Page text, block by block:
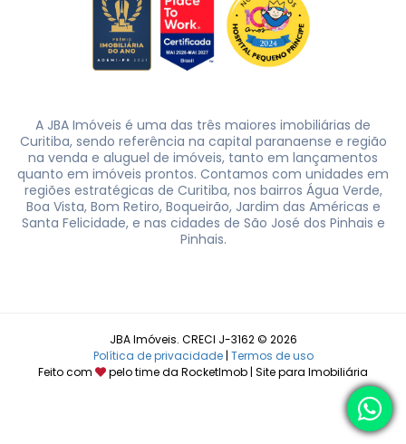
A JBA Imóveis é uma das três maiores imobiliárias de
Curitiba, sendo referência na capital paranaense e região
na venda e aluguel de imóveis, tanto em lançamentos
quanto em imóveis prontos. Contamos com unidades em
regiões estratégicas de Curitiba, nos bairros Água Verde,
Boa Vista, Bom Retiro, Boqueirão, Jardim das Américas e
Santa Felicidade, e nas cidades de São José dos Pinhais e
Pinhais.
JBA Imóveis. CRECI J-3162 © 2026
Política de privacidade| Termos de uso
Feito com
pelo time da RocketImob | Site para Imobiliária